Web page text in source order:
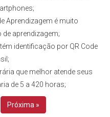
Aprendizagem é muito
aprendizagem;
identificação por QR Code
que melhor atende seus
de 5 a 420 horas;
Próxima »